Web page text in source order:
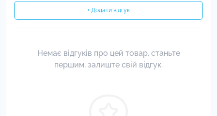
+ Додати відгук
Немає відгуків про цей товар, станьте
першим, залиште свій відгук.